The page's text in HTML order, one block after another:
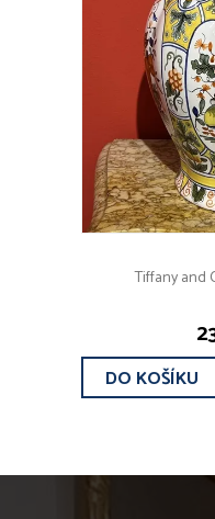
Tiffany and
DO KOŠÍKU